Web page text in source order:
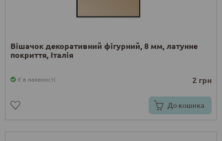
Вішачок декоративний фігурний, 8 мм, латунне
покриття, Італія
Є в наявності 2 грн
До кошика